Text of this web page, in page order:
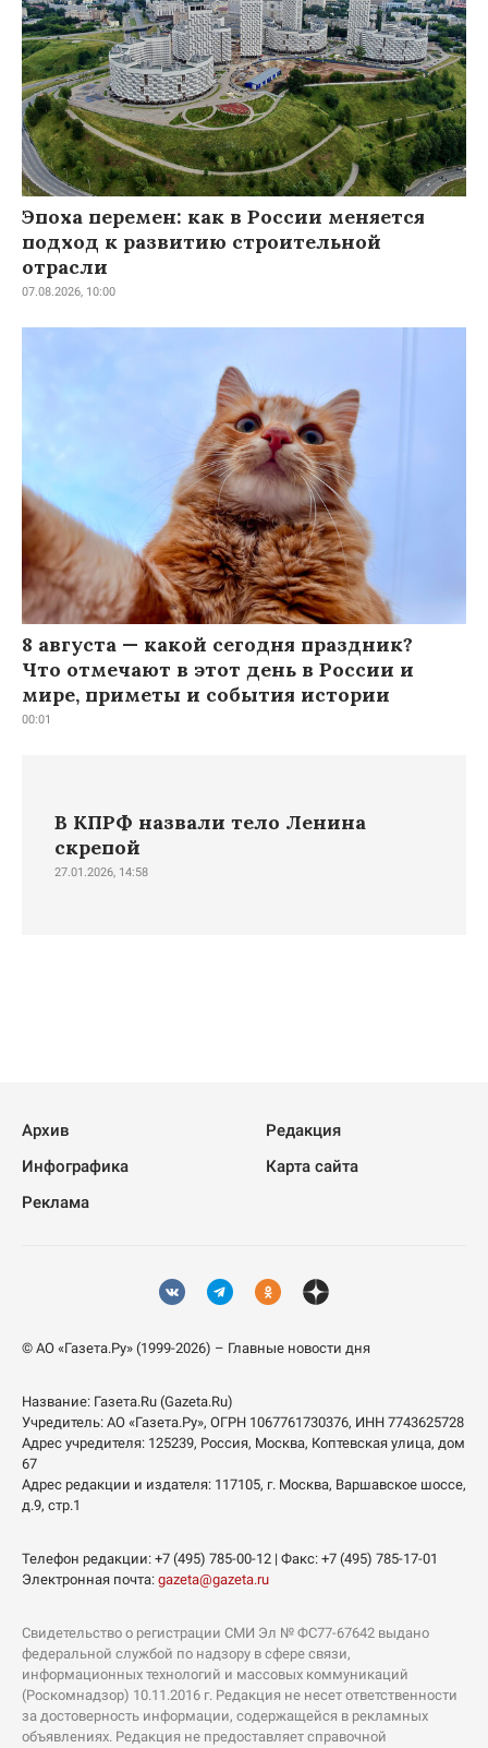
Эпоха перемен: как в России меняется
подход к развитию строительной
отрасли
07.08.2026, 10:00
8 августа — какой сегодня праздник?
Что отмечают в этот день в России и
мире, приметы и события истории
00:01
В КПРФ назвали тело Ленина
скрепой
27.01.2026, 14:58
Архив
Редакция
Инфографика
Карта сайта
Реклама
© АО «Газета.Ру» (1999-2026) – Главные новости дня
Название: Газета.Ru (Gazeta.Ru)
Учредитель: АО «Газета.Ру», ОГРН 1067761730376, ИНН 7743625728
Адрес учредителя: 125239, Россия, Москва, Коптевская улица, дом
67
Адрес редакции и издателя: 117105, г. Москва, Варшавское шоссе,
д.9, стр.1
Телефон редакции: +7 (495) 785-00-12 | Факс: +7 (495) 785-17-01
Электронная почта: gazeta@gazeta.ru
Свидетельство о регистрации СМИ Эл № ФС77-67642 выдано
федеральной службой по надзору в сфере связи,
информационных технологий и массовых коммуникаций
(Роскомнадзор) 10.11.2016 г. Редакция не несет ответственности
за достоверность информации, содержащейся в рекламных
объявлениях. Редакция не предоставляет справочной